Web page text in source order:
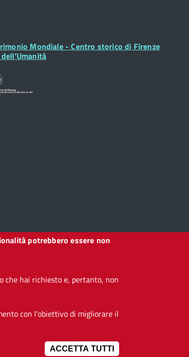
Mondiale - Centro storico di Firenze
potrebbero essere non
hai richiesto e, pertanto, non
con l'obiettivo di migliorare il
ACCETTA TUTTI